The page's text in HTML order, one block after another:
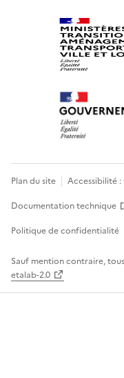
Plan du site Accessibilité
Documentation technique
Politique de confidentialité
Sauf mention contraire,
etalab-2.0